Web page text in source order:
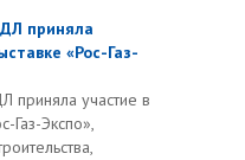
приняла
«Рос-Газ-
приняла участие в
Газ-Экспо»,